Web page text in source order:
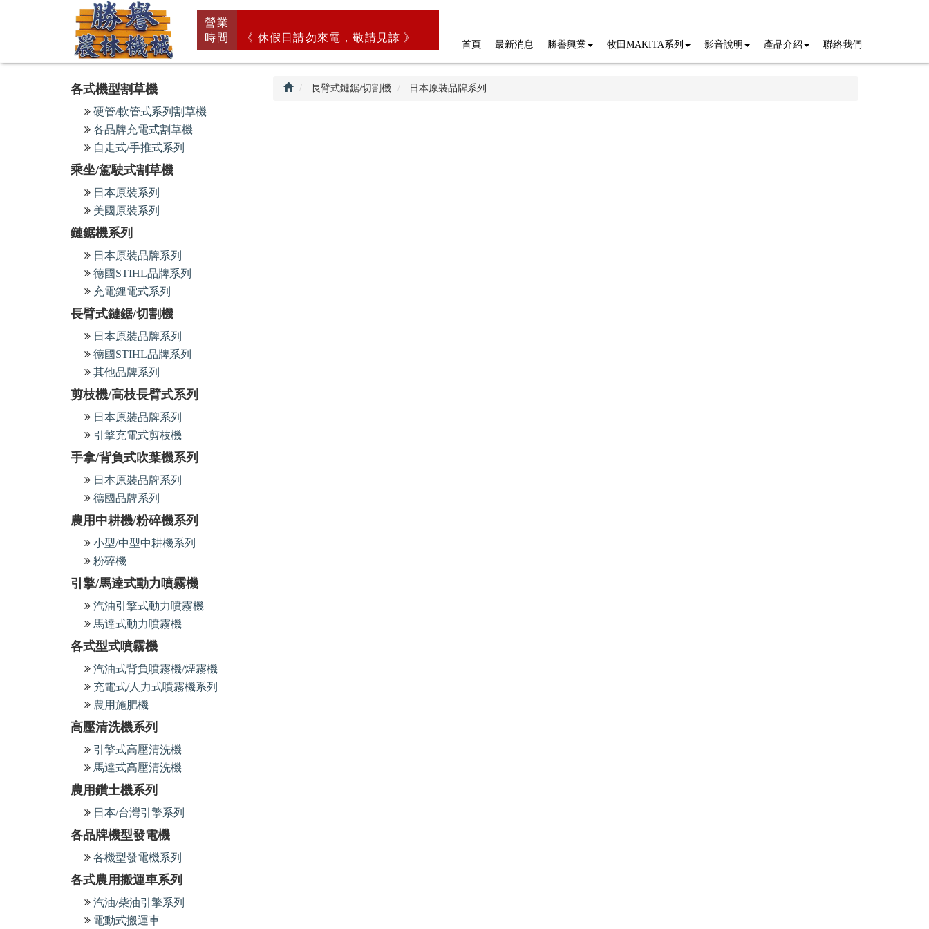
回
首
頁
營業
時間
《 休假日請勿來電，敬請見諒 》
首頁 最新消息 勝譽興業 牧田MAKITA系列 影音說明 產品介紹 聯絡我們
各式機型割草機
硬管/軟管式系列割草機
各品牌充電式割草機
自走式/手推式系列
乘坐/駕駛式割草機
日本原裝系列
美國原裝系列
鏈鋸機系列
日本原裝品牌系列
德國STIHL品牌系列
充電鋰電式系列
長臂式鏈鋸/切割機
日本原裝品牌系列
德國STIHL品牌系列
其他品牌系列
剪枝機/高枝長臂式系列
日本原裝品牌系列
引擎充電式剪枝機
手拿/背負式吹葉機系列
日本原裝品牌系列
德國品牌系列
農用中耕機/粉碎機系列
小型/中型中耕機系列
粉碎機
引擎/馬達式動力噴霧機
汽油引擎式動力噴霧機
馬達式動力噴霧機
各式型式噴霧機
汽油式背負噴霧機/煙霧機
充電式/人力式噴霧機系列
農用施肥機
高壓清洗機系列
引擎式高壓清洗機
馬達式高壓清洗機
農用鑽土機系列
日本/台灣引擎系列
各品牌機型發電機
各機型發電機系列
各式農用搬運車系列
汽油/柴油引擎系列
電動式搬運車
長臂式鏈鋸/切割機 日本原裝品牌系列